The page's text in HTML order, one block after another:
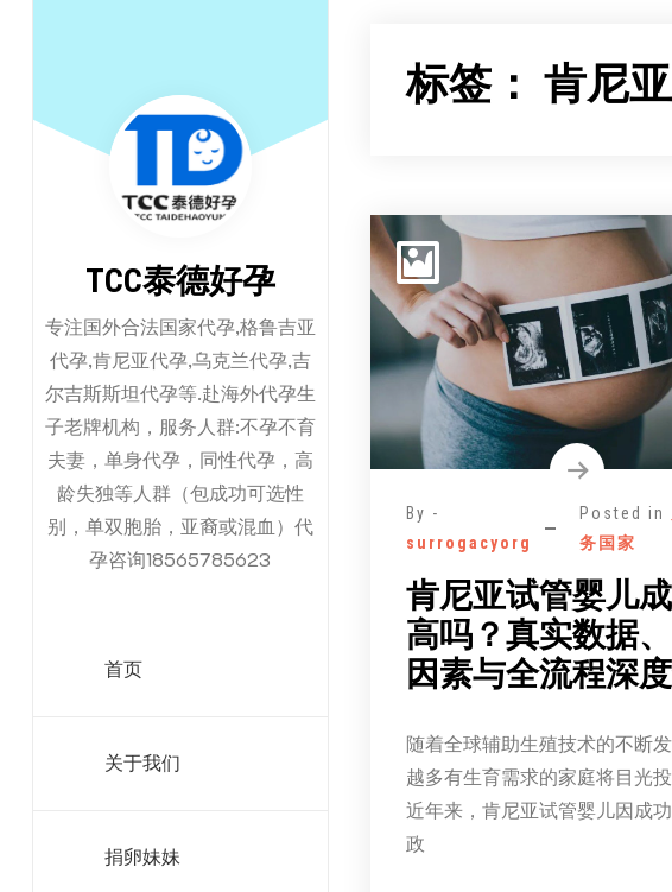
TCC泰德好孕
专注国外合法国家代孕,格鲁吉亚
代孕,肯尼亚代孕,乌克兰代孕,吉
尔吉斯斯坦代孕等.赴海外代孕生
子老牌机构，服务人群:不孕不育
夫妻，单身代孕，同性代孕，高
龄失独等人群（包成功可选性
别，单双胞胎，亚裔或混血）代
孕咨询18565785623
首页
关于我们
捐卵妹妹
标签： 肯尼
By -
surrogacyorg
Posted in
务国家
肯尼亚试管婴儿
高吗？真实数据
因素与全流程深
随着全球辅助生殖技术的不断
越多有生育需求的家庭将目光投
近年来，肯尼亚试管婴儿因成功
政